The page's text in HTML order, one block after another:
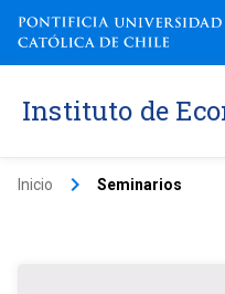
Instituto de
Inicio keyboard_arrow_right Seminarios